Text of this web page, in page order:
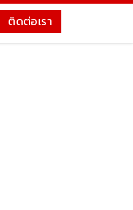
ติดต่อเรา